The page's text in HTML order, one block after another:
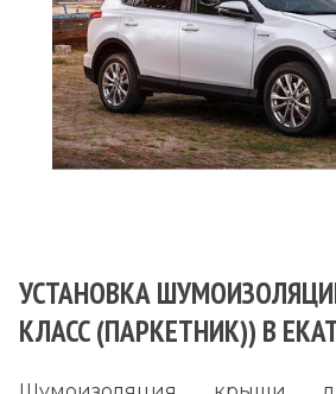
УСТАНОВКА
КЛАСС (ПАРКЕТНИК)) В